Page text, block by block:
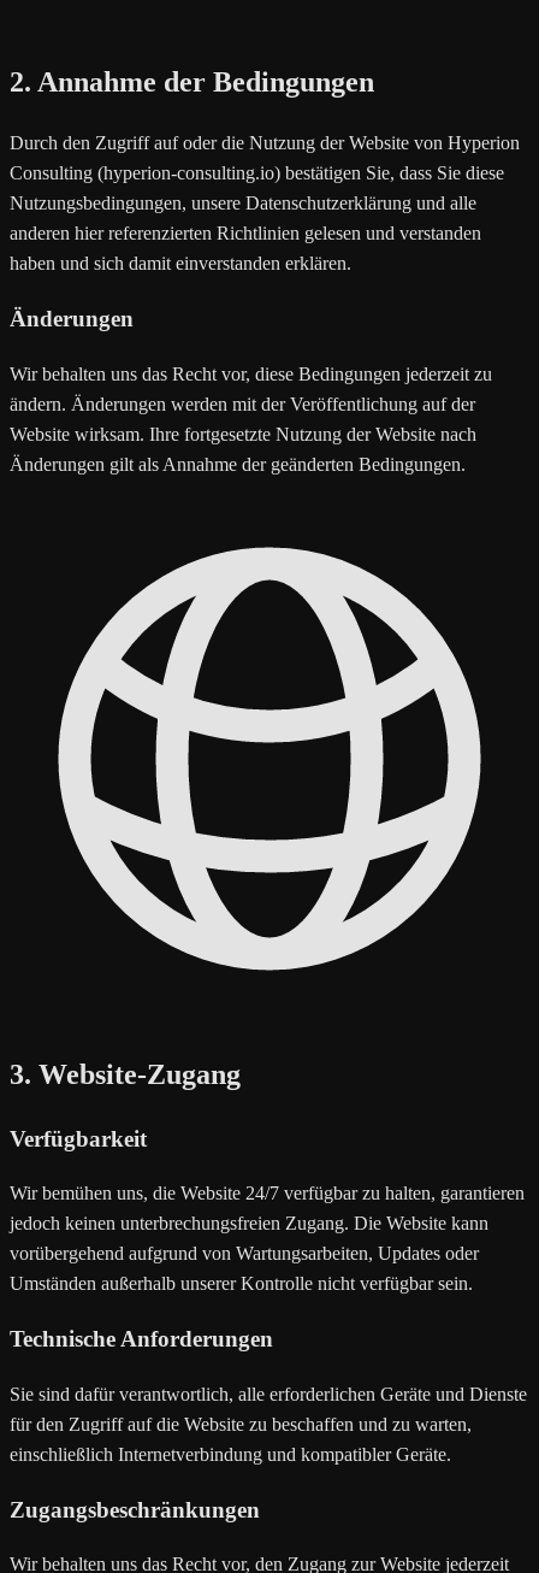
2. Annahme der Bedingungen
Durch den Zugriff auf oder die Nutzung der Website von Hyperion
Consulting (hyperion-consulting.io) bestätigen Sie, dass Sie diese
Nutzungsbedingungen, unsere Datenschutzerklärung und alle
anderen hier referenzierten Richtlinien gelesen und verstanden
haben und sich damit einverstanden erklären.
Änderungen
Wir behalten uns das Recht vor, diese Bedingungen jederzeit zu
ändern. Änderungen werden mit der Veröffentlichung auf der
Website wirksam. Ihre fortgesetzte Nutzung der Website nach
Änderungen gilt als Annahme der geänderten Bedingungen.
3. Website-Zugang
Verfügbarkeit
Wir bemühen uns, die Website 24/7 verfügbar zu halten, garantieren
jedoch keinen unterbrechungsfreien Zugang. Die Website kann
vorübergehend aufgrund von Wartungsarbeiten, Updates oder
Umständen außerhalb unserer Kontrolle nicht verfügbar sein.
Technische Anforderungen
Sie sind dafür verantwortlich, alle erforderlichen Geräte und Dienste
für den Zugriff auf die Website zu beschaffen und zu warten,
einschließlich Internetverbindung und kompatibler Geräte.
Zugangsbeschränkungen
Wir behalten uns das Recht vor, den Zugang zur Website jederzeit